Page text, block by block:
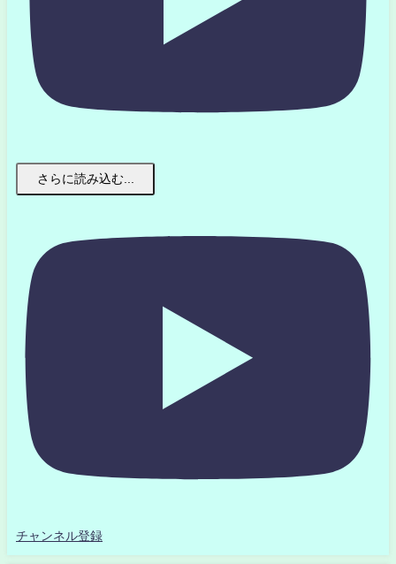
さらに読み込む...
チャンネル登録